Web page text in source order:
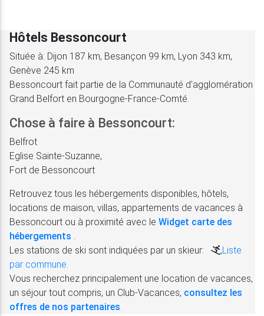
Hôtels Bessoncourt
Située à: Dijon 187 km, Besançon 99 km, Lyon 343 km,
Genève 245 km
Bessoncourt fait partie de la Communauté d'agglomération
Grand Belfort en Bourgogne-France-Comté.
Chose à faire à Bessoncourt:
Belfrot
Eglise Sainte-Suzanne,
Fort de Bessoncourt
Retrouvez tous les hébergements disponibles, hôtels,
locations de maison, villas, appartements de vacances à
Bessoncourt ou à proximité avec le Widget carte des
hébergements
Les stations de ski sont indiquées par un skieur:
,Liste
par commune.
Vous recherchez principalement une location de vacances,
un séjour tout compris, un Club-Vacances, consultez les
offres de nos partenaires